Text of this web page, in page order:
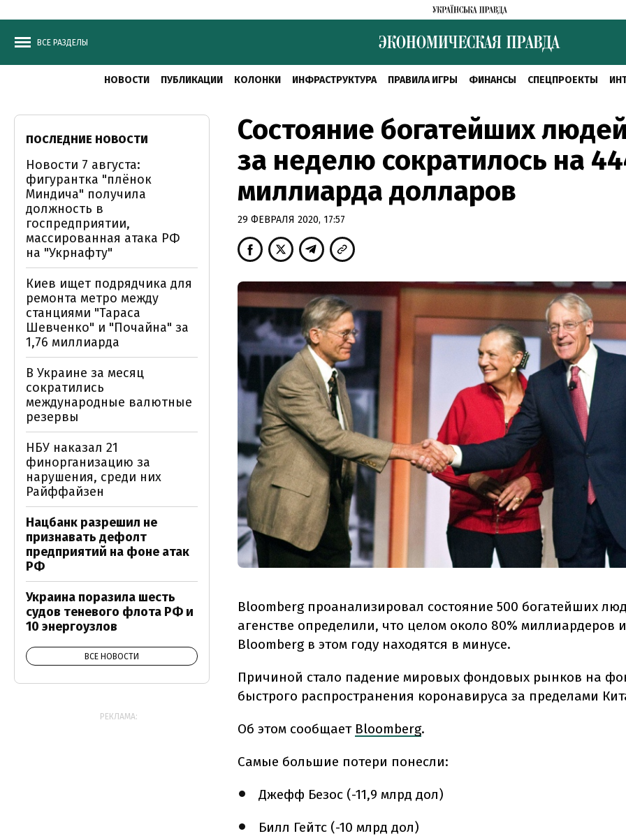
ВСЕ РАЗДЕЛЫ
НОВОСТИ ПУБЛИКАЦИИ КОЛОНКИ ИНФРАСТРУКТУРА ПРАВИЛА ИГРЫ ФИНАНСЫ СПЕЦПРОЕКТЫ
Состояние богатейших
за неделю сократилось на
миллиарда долларов
29 ФЕВРАЛЯ 2020, 17:57
Bloomberg проанализировал состояние 500 богатейших
агенстве определили, что целом около 80% миллиардеров
Bloomberg в этом году находятся в минусе.
Причиной стало падение мировых фондовых рынков на
быстрого распространения коронавируса за пределами
Об этом сообщает Bloomberg.
Самые большие потери понесли:
Джефф Безос (-11,9 млрд дол)
Билл Гейтс (-10 млрд дол)
ПОСЛЕДНИЕ НОВОСТИ
Новости 7 августа:
фигурантка "плёнок
Миндича" получила
должность в
госпредприятии,
массированная атака РФ
на "Укрнафту"
Киев ищет подрядчика для
ремонта метро между
станциями "Тараса
Шевченко" и "Почайна" за
1,76 миллиарда
В Украине за месяц
сократились
международные валютные
резервы
НБУ наказал 21
финорганизацию за
нарушения, среди них
Райффайзен
Нацбанк разрешил не
признавать дефолт
предприятий на фоне атак
РФ
Украина поразила шесть
судов теневого флота РФ и
10 энергоузлов
ВСЕ НОВОСТИ
РЕКЛАМА: